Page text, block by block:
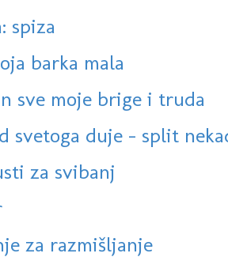
spiza
barka mala
sve moje brige i truda
svetoga duje - split
za svibanj
za razmišljanje